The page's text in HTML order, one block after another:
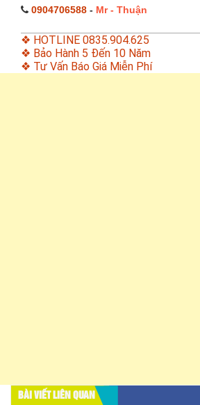
0904706588 - Mr - Thuận
❖ HOTLINE 0835.904.625
❖ Bảo Hành 5 Đến 10 Năm
❖ Tư Vấn Báo Giá Miễn Phí
BÀI VIẾT LIÊN QUAN